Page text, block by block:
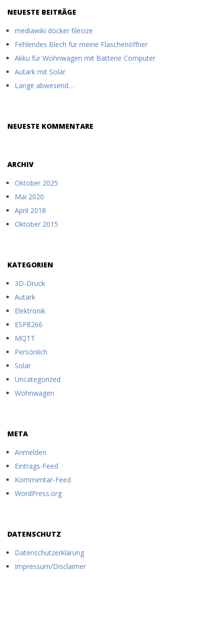
NEUESTE BEITRÄGE
mediawiki docker filesize
Fehlendes Blech für meine Flaschenöffner
Akku für Wohnwagen mit Batterie Computer
Autark mit Solar
Lange abwesend…
NEUESTE KOMMENTARE
ARCHIV
Oktober 2025
Mai 2020
April 2018
Oktober 2015
KATEGORIEN
3D-Druck
Autark
Elektronik
ESP8266
MQTT
Persönlich
Solar
Uncategorized
Wohnwagen
META
Anmelden
Eintrags-Feed
Kommentar-Feed
WordPress.org
DATENSCHUTZ
Datenschutzerklärung
Impressum/Disclaimer